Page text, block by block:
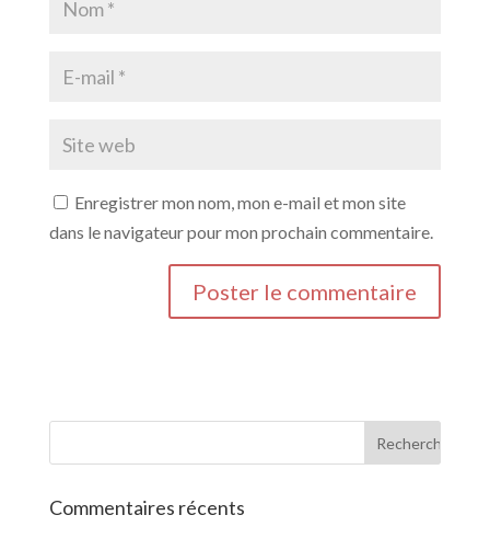
Enregistrer mon nom, mon e-mail et mon site
dans le navigateur pour mon prochain commentaire.
Commentaires récents